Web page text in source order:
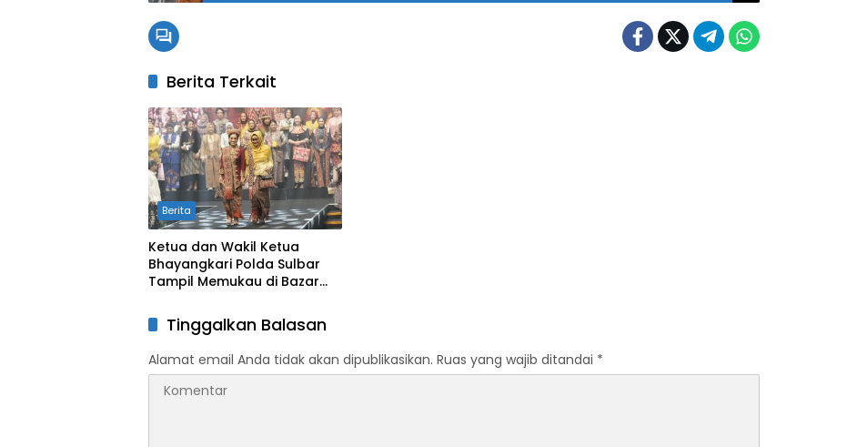
Berita Terkait
Berita
Ketua dan Wakil Ketua
Bhayangkari Polda Sulbar
Tampil Memukau di Bazar
dengan Tenun Sekomandi
Tinggalkan Balasan
Alamat email Anda tidak akan dipublikasikan. Ruas yang wajib ditandai *